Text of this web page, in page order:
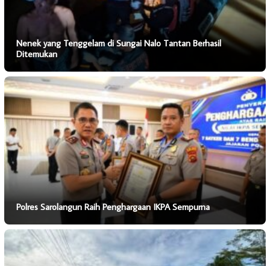
Nenek yang Tenggelam di Sungai Nalo Tantan Berhasil
Ditemukan
Polres Sarolangun Raih Penghargaan IKPA Sempurna